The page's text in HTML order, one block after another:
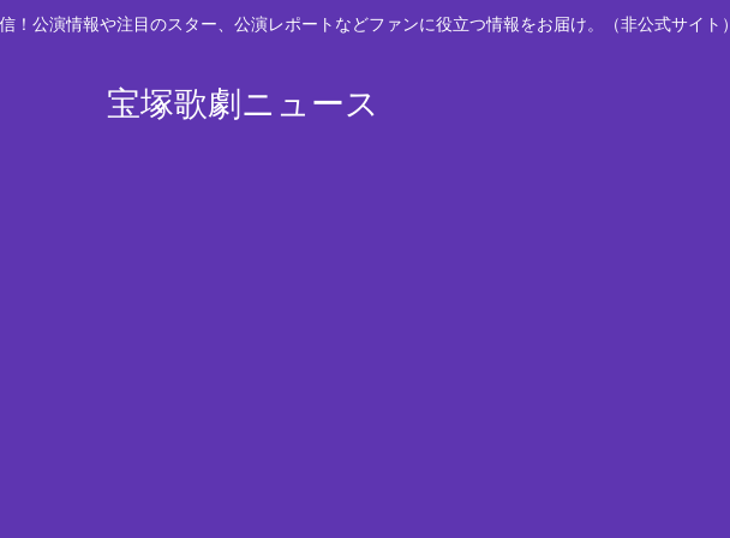
！公演情報や注目のスター、公演レポートなどファンに役立つ情報をお届け。（非公式サイト）
宝塚歌劇ニュース